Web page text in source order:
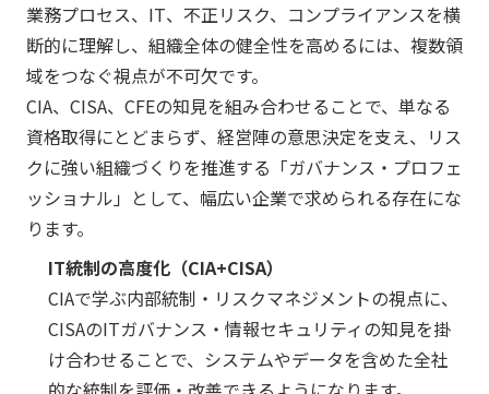
業務プロセス、IT、不正リスク、コンプライアンスを横
断的に理解し、組織全体の健全性を高めるには、複数領
域をつなぐ視点が不可欠です。
CIA、CISA、CFEの知見を組み合わせることで、単なる
資格取得にとどまらず、経営陣の意思決定を支え、リス
クに強い組織づくりを推進する「ガバナンス・プロフェ
ッショナル」として、幅広い企業で求められる存在にな
ります。
IT統制の高度化（CIA+CISA）
CIAで学ぶ内部統制・リスクマネジメントの視点に、
CISAのITガバナンス・情報セキュリティの知見を掛
け合わせることで、システムやデータを含めた全社